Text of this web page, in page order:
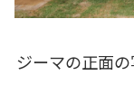
ジーマの正面